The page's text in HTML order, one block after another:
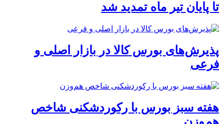
تا پایان تیر ماه تمدید شد
پذیرش‌های بورس کالا در بازار اصلی و
فرعی
هفته سبز بورس با رکوردشکنی شاخص
هم‌وزن